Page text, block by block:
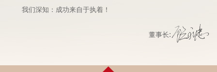
我们深知：成功来自于执着！
董事长: